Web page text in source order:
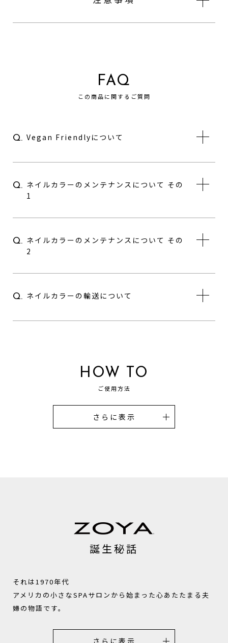
FAQ
この商品に関するご質問
Q. Vegan Friendlyについて
Q. ネイルカラーのメンテナンスについて その
1
Q. ネイルカラーのメンテナンスについて その
2
Q. ネイルカラーの輸送について
HOW TO
ご使用方法
誕生秘話
それは1970年代
アメリカの小さなSPAサロンから始まった心あたたまる夫
婦の物語です。